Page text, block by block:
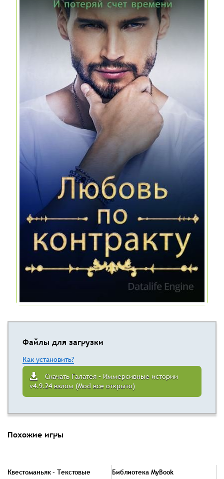
Файлы для загрузки
Как установить?
Скачать Галатея – Иммерсивные истории
v4.9.24 взлом (Mod все открыто)
Похожие игры
Квестоманьяк - Текстовые Библиотека MyBook